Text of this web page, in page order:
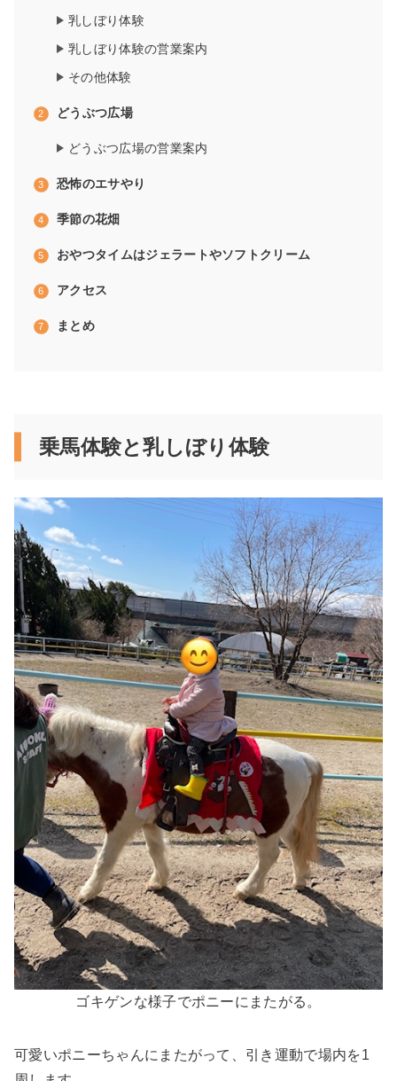
乳しぼり体験
乳しぼり体験の営業案内
その他体験
どうぶつ広場
どうぶつ広場の営業案内
恐怖のエサやり
季節の花畑
おやつタイムはジェラートやソフトクリーム
アクセス
まとめ
乗馬体験と乳しぼり体験
ゴキゲンな様子でポニーにまたがる。
可愛いポニーちゃんにまたがって、引き運動で場内を1